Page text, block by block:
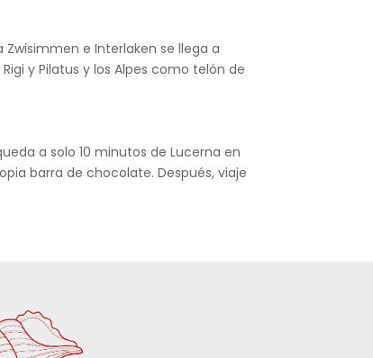
Zwisimmen e Interlaken se llega a
y Pilatus y los Alpes como telón de
a solo 10 minutos de Lucerna en
barra de chocolate. Después, viaje